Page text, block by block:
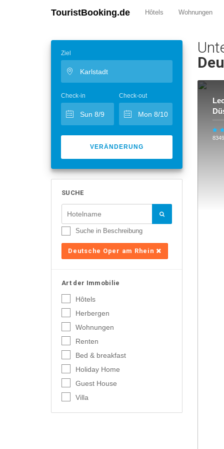
TouristBooking.de Hôtels Wohnungen
Ziel
Check-in Check-out
VERÄNDERUNG
SUCHE
Suche in Beschreibung
Deutsche Oper am Rhein
Art der Immobilie
Hôtels
Herbergen
Wohnungen
Renten
Bed & breakfast
Holiday Home
Guest House
Villa